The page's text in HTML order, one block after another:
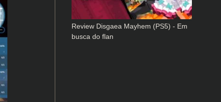
Review Disgaea Mayhem (PS5) - Em
busca do flan